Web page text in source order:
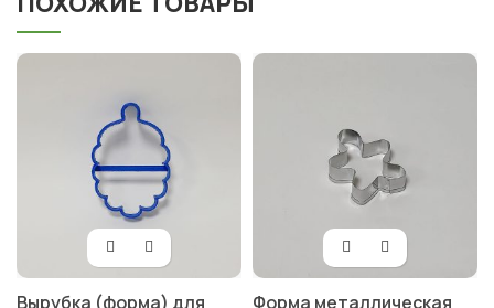
Вырубка (форма) для
Форма металлическая